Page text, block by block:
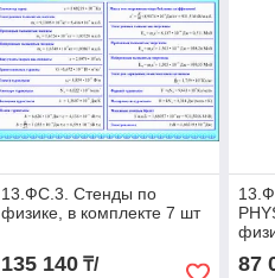
13.ФС.3. Стенды по
физике, в комплекте 7 шт
135 140₸/
87